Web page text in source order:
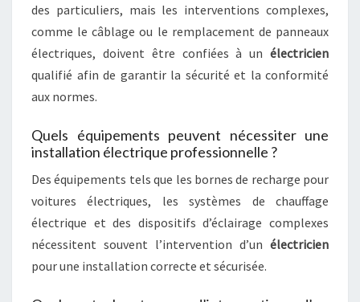
des particuliers, mais les interventions complexes,
comme le câblage ou le remplacement de panneaux
électriques, doivent être confiées à un électricien
qualifié afin de garantir la sécurité et la conformité
aux normes.
Quels équipements peuvent nécessiter une
installation électrique professionnelle ?
Des équipements tels que les bornes de recharge pour
voitures électriques, les systèmes de chauffage
électrique et des dispositifs d’éclairage complexes
nécessitent souvent l’intervention d’un électricien
pour une installation correcte et sécurisée.